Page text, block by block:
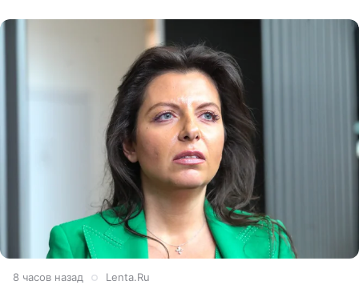
8 часов назад Lenta.Ru